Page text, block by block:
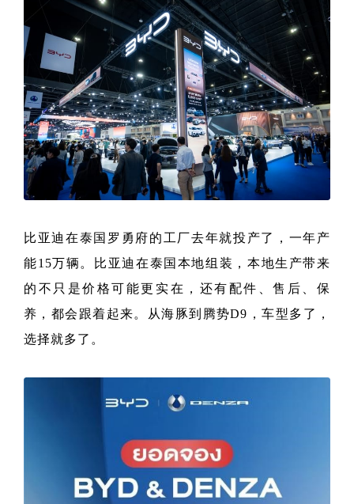
比亚迪在泰国罗勇府的工厂去年就投产了，一年产
能15万辆。比亚迪在泰国本地组装，本地生产带来
的不只是价格可能更实在，还有配件、售后、保
养，都会跟着起来。从海豚到腾势D9，车型多了，
选择就多了。